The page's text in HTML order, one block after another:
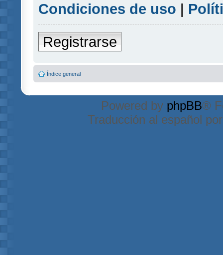
Condiciones de uso |
Registrarse
Índice general
Powered by phpBB®
Traducción al español